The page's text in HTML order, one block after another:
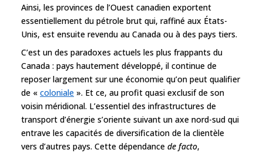
Ainsi, les provinces de l’Ouest canadien exportent
essentiellement du pétrole brut qui, raffiné aux États-
Unis, est ensuite revendu au Canada ou à des pays tiers.
C’est un des paradoxes actuels les plus frappants du
Canada : pays hautement développé, il continue de
reposer largement sur une économie qu’on peut qualifier
de « coloniale ». Et ce, au profit quasi exclusif de son
voisin méridional. L’essentiel des infrastructures de
transport d’énergie s’oriente suivant un axe nord-sud qui
entrave les capacités de diversification de la clientèle
vers d’autres pays. Cette dépendance de facto,